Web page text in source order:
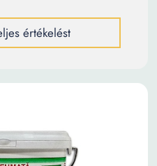
értékelést